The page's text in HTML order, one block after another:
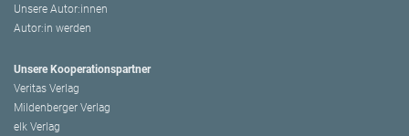
Unsere Autor:innen
Autor:in werden
Unsere Kooperationspartner
Veritas Verlag
Mildenberger Verlag
elk Verlag